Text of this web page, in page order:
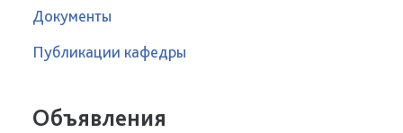
Документы
Публикации кафедры
Объявления